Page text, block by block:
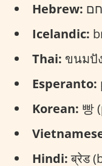
Hebrew:
Icelandic:
Thai: ขนมปั
Esperanto:
Korean: 빵
Hindi:ब्रेड